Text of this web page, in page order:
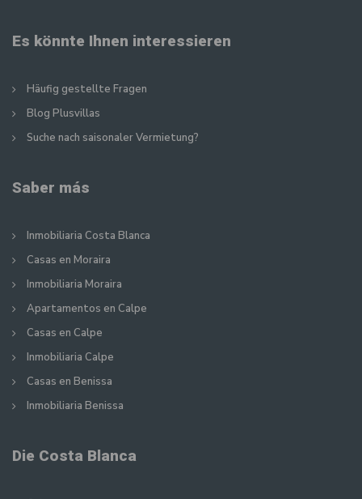
Es könnte Ihnen interessieren
Häufig gestellte Fragen
Blog Plusvillas
Suche nach saisonaler Vermietung?
Saber más
Inmobiliaria Costa Blanca
Casas en Moraira
Inmobiliaria Moraira
Apartamentos en Calpe
Casas en Calpe
Inmobiliaria Calpe
Casas en Benissa
Inmobiliaria Benissa
Die Costa Blanca